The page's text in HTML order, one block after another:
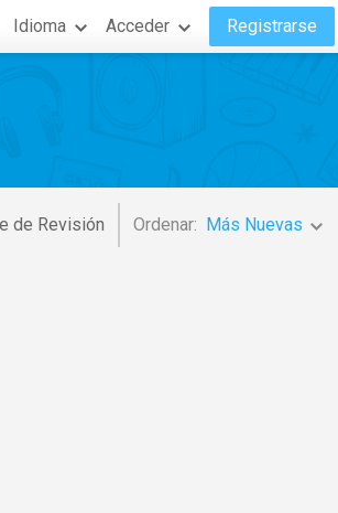
Idioma Acceder Registrarse
de Revisión Ordenar: Más Nuevas